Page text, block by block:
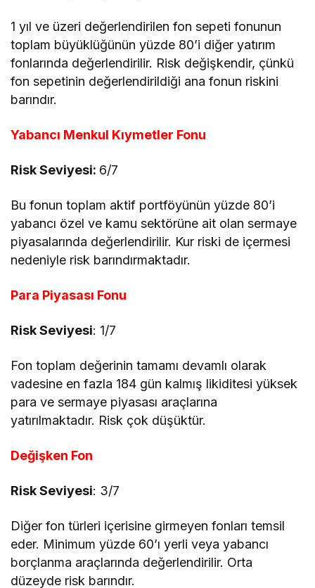
1 yıl ve üzeri değerlendirilen fon sepeti fonunun
toplam büyüklüğünün yüzde 80’i diğer yatırım
fonlarında değerlendirilir. Risk değişkendir, çünkü
fon sepetinin değerlendirildiği ana fonun riskini
barındır.
Yabancı Menkul Kıymetler Fonu
Risk Seviyesi: 6/7
Bu fonun toplam aktif portföyünün yüzde 80’i
yabancı özel ve kamu sektörüne ait olan sermaye
piyasalarında değerlendirilir. Kur riski de içermesi
nedeniyle risk barındırmaktadır.
Para Piyasası Fonu
Risk Seviyesi: 1/7
Fon toplam değerinin tamamı devamlı olarak
vadesine en fazla 184 gün kalmış likiditesi yüksek
para ve sermaye piyasası araçlarına
yatırılmaktadır. Risk çok düşüktür.
Değişken Fon
Risk Seviyesi: 3/7
Diğer fon türleri içerisine girmeyen fonları temsil
eder. Minimum yüzde 60’ı yerli veya yabancı
borçlanma araçlarında değerlendirilir. Orta
düzeyde risk barındır.